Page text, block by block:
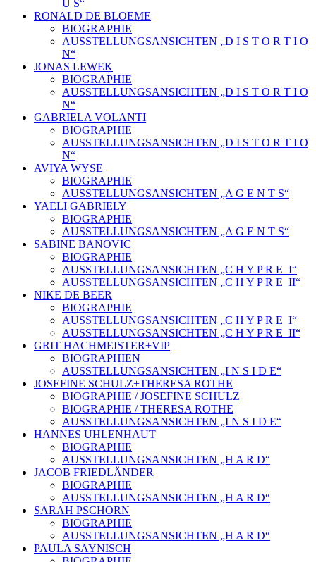
U S“
RONALD DE BLOEME
BIOGRAPHIE
AUSSTELLUNGSANSICHTEN „D I S T O R T I O
N“
JONAS LEWEK
BIOGRAPHIE
AUSSTELLUNGSANSICHTEN „D I S T O R T I O
N“
GABRIELA VOLANTI
BIOGRAPHIE
AUSSTELLUNGSANSICHTEN „D I S T O R T I O
N“
AVIYA WYSE
BIOGRAPHIE
AUSSTELLUNGSANSICHTEN „A G E N T S“
YAELI GABRIELY
BIOGRAPHIE
AUSSTELLUNGSANSICHTEN „A G E N T S“
SABINE BANOVIC
BIOGRAPHIE
AUSSTELLUNGSANSICHTEN „C H Y P R E_I“
AUSSTELLUNGSANSICHTEN „C H Y P R E_II“
NIKE DE BEER
BIOGRAPHIE
AUSSTELLUNGSANSICHTEN „C H Y P R E_I“
AUSSTELLUNGSANSICHTEN „C H Y P R E_II“
GRIT HACHMEISTER+VIP
BIOGRAPHIEN
AUSSTELLUNGSANSICHTEN „I N S I D E“
JOSEFINE SCHULZ+THERESA ROTHE
BIOGRAPHIE / JOSEFINE SCHULZ
BIOGRAPHIE / THERESA ROTHE
AUSSTELLUNGSANSICHTEN „I N S I D E“
HANNES UHLENHAUT
BIOGRAPHIE
AUSSTELLUNGSANSICHTEN „H A R D“
JACOB FRIEDLÄNDER
BIOGRAPHIE
AUSSTELLUNGSANSICHTEN „H A R D“
SARAH PSCHORN
BIOGRAPHIE
AUSSTELLUNGSANSICHTEN „H A R D“
PAULA SAYNISCH